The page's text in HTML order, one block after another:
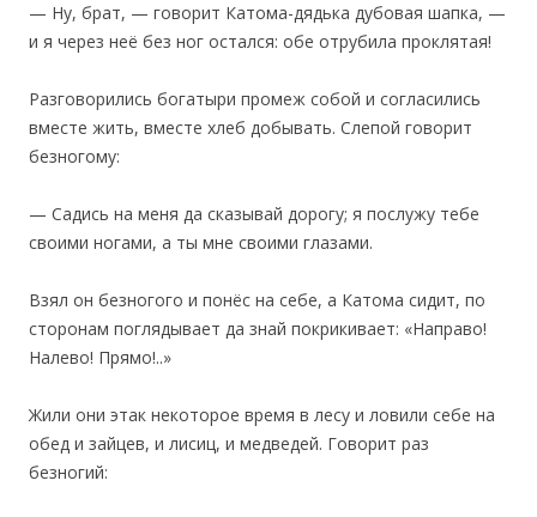
— Ну, брат, — говорит Катома-дядька дубовая шапка, —
и я через неё без ног остался: обе отрубила проклятая!
Разговорились богатыри промеж собой и согласились
вместе жить, вместе хлеб добывать. Слепой говорит
безногому:
— Садись на меня да сказывай дорогу; я послужу тебе
своими ногами, а ты мне своими глазами.
Взял он безногого и понёс на себе, а Катома сидит, по
сторонам поглядывает да знай покрикивает: «Направо!
Налево! Прямо!..»
‎Жили они этак некоторое время в лесу и ловили себе на
обед и зайцев, и лисиц, и медведей. Говорит раз
безногий: